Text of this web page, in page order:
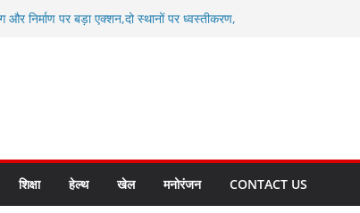
क्रीड़ा विश्वविद्यालय गौलापार के निर्माण कार्यों की
सील
श्रमिक हित और आधारभूत विकास को नई गति : धामी
टू ग्लोबल’ के संकल्प को आगे बढ़ा रही उत्तराखंड
शिक्षा हेल्थ खेल मनोरंजन CONTACT US